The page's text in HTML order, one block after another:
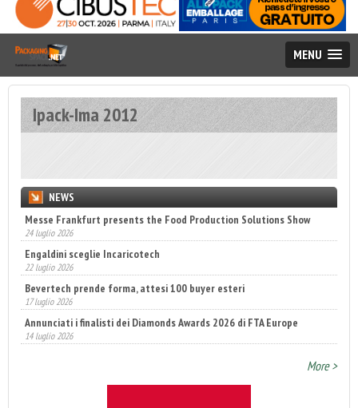
MENU
Ipack-Ima 2012
NEWS
Messe Frankfurt presents the Food Production Solutions Show
24 luglio 2026
Engaldini sceglie Incaricotech
22 luglio 2026
Bevertech prende forma, attesi 100 buyer esteri
17 luglio 2026
Annunciati i finalisti dei Diamonds Awards 2026 di FTA Europe
14 luglio 2026
More >